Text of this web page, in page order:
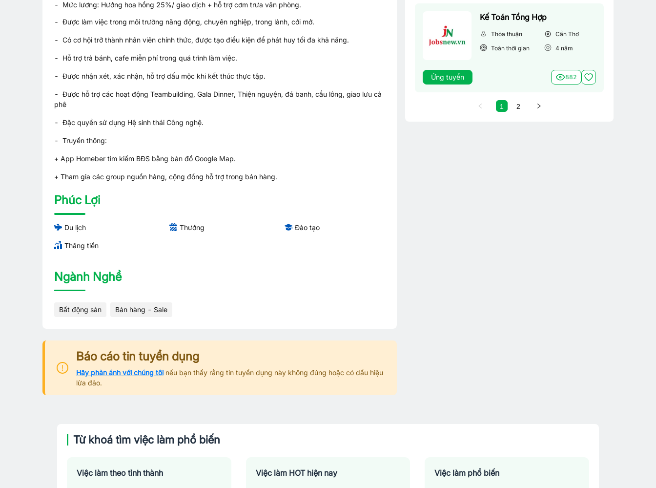
- Mức lương: Hưởng hoa hồng 25%/ giao dịch + hỗ trợ cơm trưa văn phòng.
- Được làm việc trong môi trường năng động, chuyên nghiệp, trong lành, cởi mở.
- Có cơ hội trở thành nhân viên chính thức, được tạo điều kiện để phát huy tối đa khả năng.
- Hỗ trợ trà bánh, cafe miễn phí trong quá trình làm việc.
- Được nhận xét, xác nhận, hỗ trợ dấu mộc khi kết thúc thực tập.
- Được hỗ trợ các hoạt động Teambuilding, Gala Dinner, Thiện nguyện, đá banh, cầu lông, giao lưu cà
phê
- Đặc quyền sử dụng Hệ sinh thái Công nghệ.
- Truyền thông:
+ App Homeber tìm kiếm BĐS bằng bản đồ Google Map.
+ Tham gia các group nguồn hàng, cộng đồng hỗ trợ trong bán hàng.
Phúc Lợi
Du lịch Thưởng Đào tạo
Thăng tiến
Ngành Nghề
Bất động sản Bán hàng - Sale
Báo cáo tin tuyển dụng
Hãy phản ánh với chúng tôi nếu bạn thấy rằng tin tuyển dụng này không đúng hoặc có dấu hiệu
lừa đảo.
Kế Toán Tổng Hợp
Thỏa thuận
Cần Thơ
Toàn thời gian
4 năm
Ứng tuyển 882
1 2
Từ khoá tìm việc làm phổ biến
Việc làm theo tỉnh thành Việc làm HOT hiện nay Việc làm phổ biến